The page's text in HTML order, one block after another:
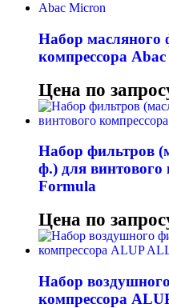
Набор масляного
компрессора
Цена по
Набор фильтров
ф.) для винтового
Formula
Цена по
Набор
компрессора